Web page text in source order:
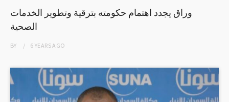
وراق يجدد اهتمام حكومته بترقية وتطوير الخدمات
الصحية
BY 6 YEARSAGO